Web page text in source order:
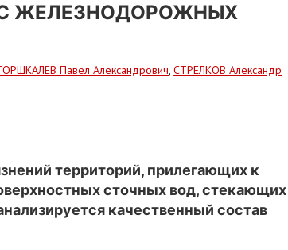
ЖЕЛЕЗНОДОРОЖНЫХ
Павел Александрович, СТРЕЛКОВ Александр
территорий, прилегающих к
сточных вод, стекающих
качественный состав